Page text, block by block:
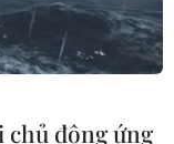
chủ động ứng